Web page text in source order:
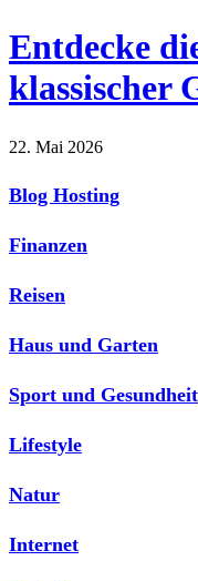
Entdecke
klassischer
22. Mai 2026
Blog Hosting
Finanzen
Reisen
Haus und Garten
Sport und Gesundheit
Lifestyle
Natur
Internet